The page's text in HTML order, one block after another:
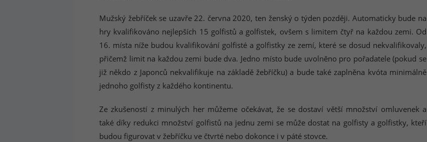
Mužský žebříček se uzavře 22. června 2020, ten ženský o týden později. Automaticky bude na
hry kvalifikováno nejlepších 15 golfistů a golfistek, ovšem s limitem čtyř na každou zemi. Od
16. místa níže budou kvalifikování golfisté a golfistky ze zemí, které se dosud nekvalifikovaly,
přičemž limit na každou zemi bude dva. Jedno místo bude uvolněno pro pořadatele (pokud se
již někdo z Japonců nekvalifikuje na základě žebříčku) a bude také zaplněna kvóta minimálně
jednoho golfisty z každého kontinentu.
Ze zkušeností z minulých her můžeme očekávat, že se dostaví větší množství omluvenek a
také díky redukci množství golfistů na jednu zemi se může dostat na golfisty a golfistky, kteří
budou figurovat v žebříčku ve čtvrté nebo dokonce i v páté stovce.